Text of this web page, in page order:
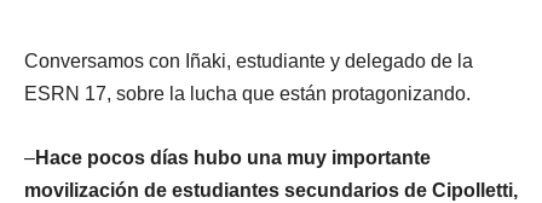
Conversamos con Iñaki, estudiante y delegado de la
ESRN 17, sobre la lucha que están protagonizando.
–Hace pocos días hubo una muy importante
movilización de estudiantes secundarios de Cipolletti,